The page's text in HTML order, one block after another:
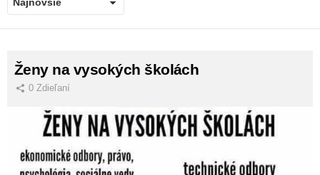
STORIES
Ženy na vysokých školách
0 Zdieľaní